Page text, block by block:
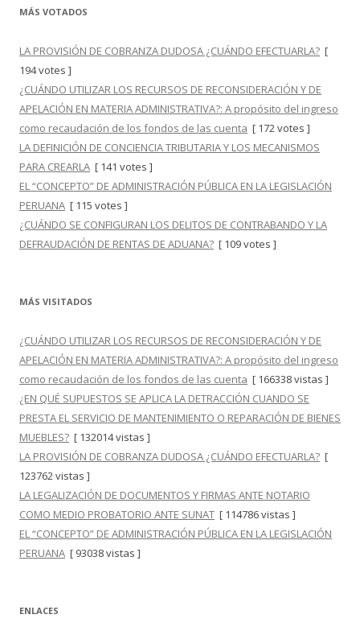
MÁS VOTADOS
LA PROVISIÓN DE COBRANZA DUDOSA ¿CUÁNDO EFECTUARLA? [
194 votes ]
¿CUÁNDO UTILIZAR LOS RECURSOS DE RECONSIDERACIÓN Y DE
APELACIÓN EN MATERIA ADMINISTRATIVA?: A propósito del ingreso
como recaudación de los fondos de las cuenta [ 172 votes ]
LA DEFINICIÓN DE CONCIENCIA TRIBUTARIA Y LOS MECANISMOS
PARA CREARLA [ 141 votes ]
EL “CONCEPTO” DE ADMINISTRACIÓN PÚBLICA EN LA LEGISLACIÓN
PERUANA [ 115 votes ]
¿CUÁNDO SE CONFIGURAN LOS DELITOS DE CONTRABANDO Y LA
DEFRAUDACIÓN DE RENTAS DE ADUANA? [ 109 votes ]
MÁS VISITADOS
¿CUÁNDO UTILIZAR LOS RECURSOS DE RECONSIDERACIÓN Y DE
APELACIÓN EN MATERIA ADMINISTRATIVA?: A propósito del ingreso
como recaudación de los fondos de las cuenta [ 166338 vistas ]
¿EN QUÉ SUPUESTOS SE APLICA LA DETRACCIÓN CUANDO SE
PRESTA EL SERVICIO DE MANTENIMIENTO O REPARACIÓN DE BIENES
MUEBLES? [ 132014 vistas ]
LA PROVISIÓN DE COBRANZA DUDOSA ¿CUÁNDO EFECTUARLA? [
123762 vistas ]
LA LEGALIZACIÓN DE DOCUMENTOS Y FIRMAS ANTE NOTARIO
COMO MEDIO PROBATORIO ANTE SUNAT [ 114786 vistas ]
EL “CONCEPTO” DE ADMINISTRACIÓN PÚBLICA EN LA LEGISLACIÓN
PERUANA [ 93038 vistas ]
ENLACES